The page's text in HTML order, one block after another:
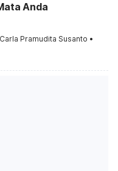
Anda
Pramudita Susanto •